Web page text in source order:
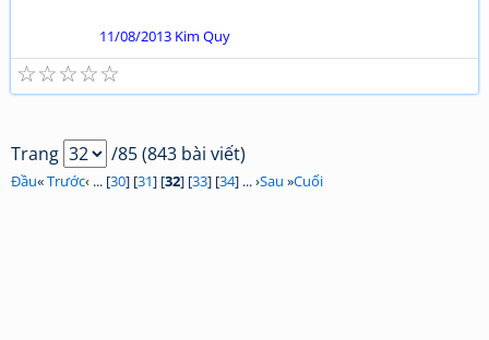
11/08/2013 Kim Quy
☆
☆
☆
☆
☆
Trang /85 (843 bài viết)
Đầu«Trước‹ ... [30] [31] [32] [33] [34] ... ›Sau »Cuối